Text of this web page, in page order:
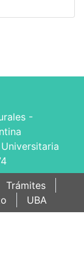
-
Trámites
UBA